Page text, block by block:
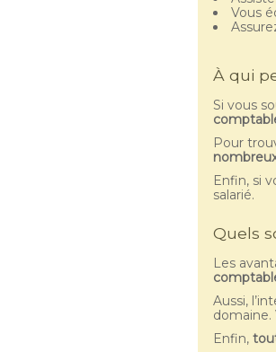
Vous
À qui
Si vous
Pour
Enfin, si
salarié.
Quels
Les
Aussi,
domaine.
Enfin,